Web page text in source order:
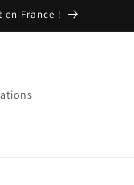
en France !